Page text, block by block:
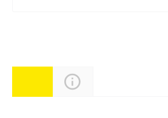
Характеристики